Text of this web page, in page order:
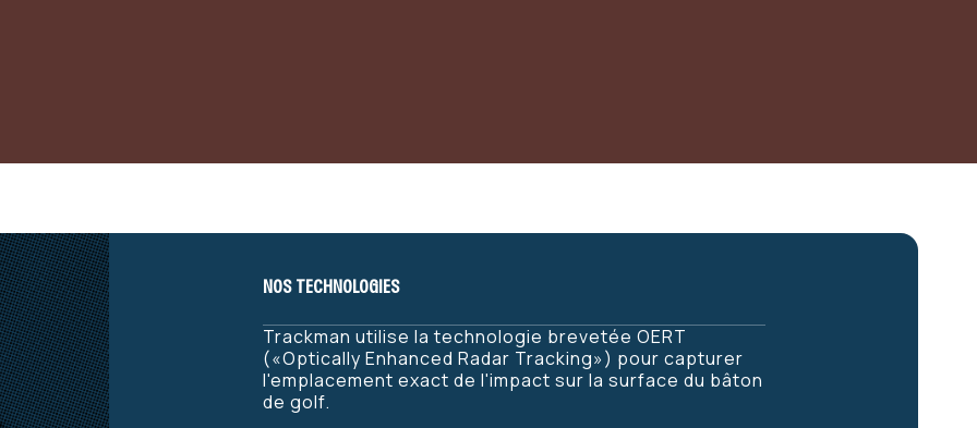
NOS TECHNOLOGIES
Trackman utilise la technologie brevetée OERT
(«Optically Enhanced Radar Tracking») pour capturer
l'emplacement exact de l'impact sur la surface du bâton
de golf.